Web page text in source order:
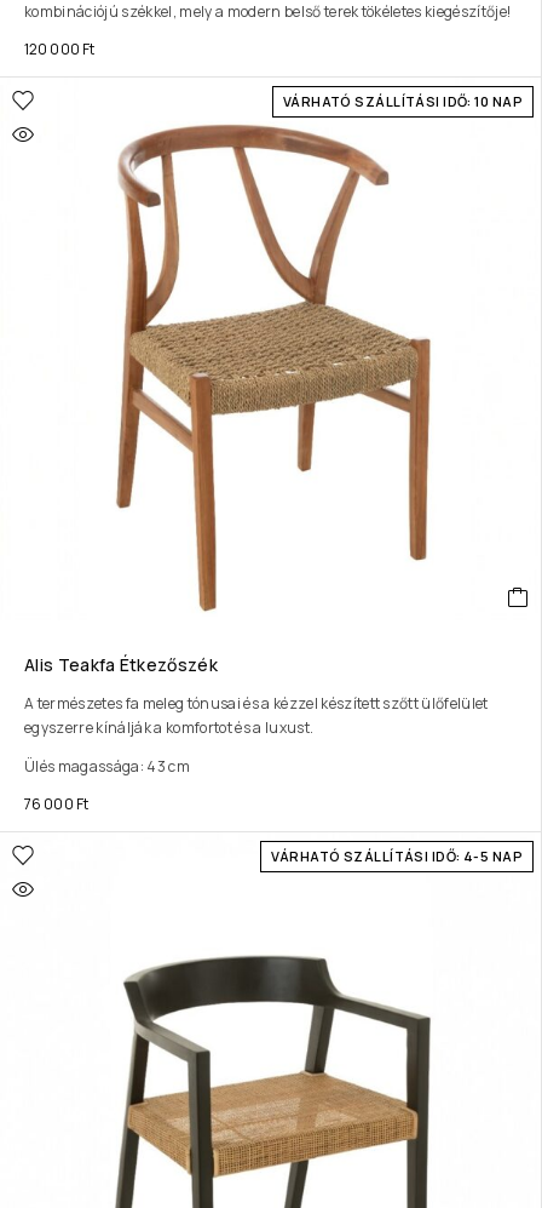
kombinációjú székkel, mely a modern belső terek tökéletes kiegészítője!
120 000 Ft
VÁRHATÓ SZÁLLÍTÁSI IDŐ: 10 NAP
Alis Teakfa Étkezőszék
A természetes fa meleg tónusai és a kézzel készített szőtt ülőfelület
egyszerre kínálják a komfortot és a luxust.
Ülés magassága: 43 cm
76 000 Ft
VÁRHATÓ SZÁLLÍTÁSI IDŐ: 4-5 NAP